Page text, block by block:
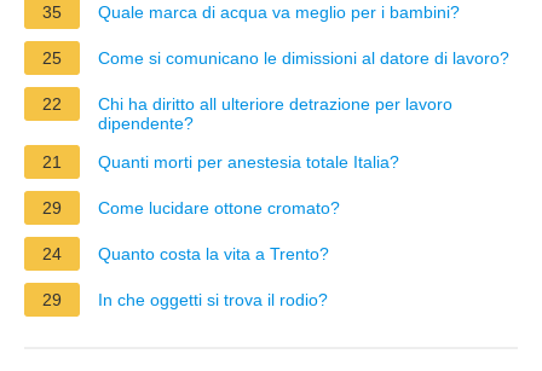
35 Quale marca di acqua va meglio per i bambini?
25 Come si comunicano le dimissioni al datore di lavoro?
22
Chi ha diritto all ulteriore detrazione per lavoro
dipendente?
21
Quanti morti per anestesia totale Italia?
29 Come lucidare ottone cromato?
24 Quanto costa la vita a Trento?
29 In che oggetti si trova il rodio?